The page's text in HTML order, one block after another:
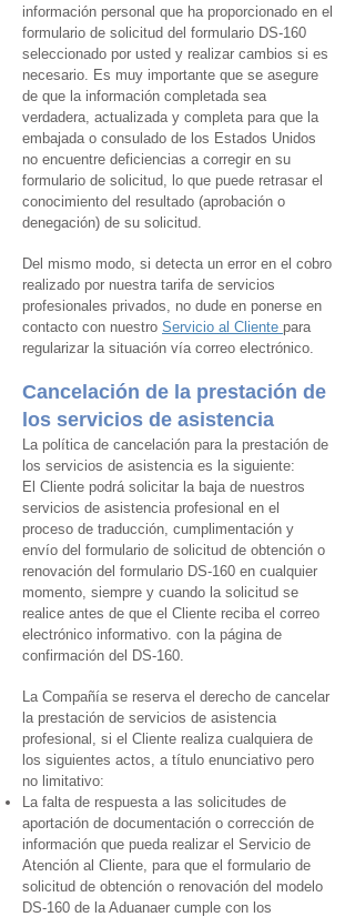
información personal que ha proporcionado en el
formulario de solicitud del formulario DS-160
seleccionado por usted y realizar cambios si es
necesario. Es muy importante que se asegure
de que la información completada sea
verdadera, actualizada y completa para que la
embajada o consulado de los Estados Unidos
no encuentre deficiencias a corregir en su
formulario de solicitud, lo que puede retrasar el
conocimiento del resultado (aprobación o
denegación) de su solicitud.
Del mismo modo, si detecta un error en el cobro
realizado por nuestra tarifa de servicios
profesionales privados, no dude en ponerse en
contacto con nuestro Servicio al Cliente para
regularizar la situación vía correo electrónico.
Cancelación de la prestación de
los servicios de asistencia
La política de cancelación para la prestación de
los servicios de asistencia es la siguiente:
El Cliente podrá solicitar la baja de nuestros
servicios de asistencia profesional en el
proceso de traducción, cumplimentación y
envío del formulario de solicitud de obtención o
renovación del formulario DS-160 en cualquier
momento, siempre y cuando la solicitud se
realice antes de que el Cliente reciba el correo
electrónico informativo. con la página de
confirmación del DS-160.
La Compañía se reserva el derecho de cancelar
la prestación de servicios de asistencia
profesional, si el Cliente realiza cualquiera de
los siguientes actos, a título enunciativo pero
no limitativo:
La falta de respuesta a las solicitudes de
aportación de documentación o corrección de
información que pueda realizar el Servicio de
Atención al Cliente, para que el formulario de
solicitud de obtención o renovación del modelo
DS-160 de la Aduanaer cumple con los